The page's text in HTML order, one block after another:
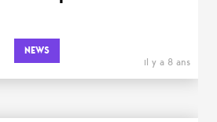
NEWS
il y a 8 ans